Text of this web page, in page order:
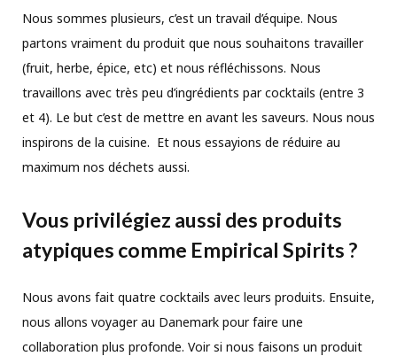
Nous sommes plusieurs, c’est un travail d’équipe. Nous
partons vraiment du produit que nous souhaitons travailler
(fruit, herbe, épice, etc) et nous réfléchissons. Nous
travaillons avec très peu d’ingrédients par cocktails (entre 3
et 4). Le but c’est de mettre en avant les saveurs. Nous nous
inspirons de la cuisine. Et nous essayions de réduire au
maximum nos déchets aussi.
Vous privilégiez aussi des produits
atypiques comme Empirical Spirits ?
Nous avons fait quatre cocktails avec leurs produits. Ensuite,
nous allons voyager au Danemark pour faire une
collaboration plus profonde. Voir si nous faisons un produit